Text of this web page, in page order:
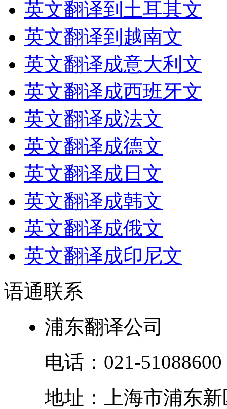
英文翻译到土耳其文
英文翻译到越南文
英文翻译成意大利文
英文翻译成西班牙文
英文翻译成法文
英文翻译成德文
英文翻译成日文
英文翻译成韩文
英文翻译成俄文
英文翻译成印尼文
语通联系
浦东翻译公司
电话： 021-51088600
地址：
上海市浦东新